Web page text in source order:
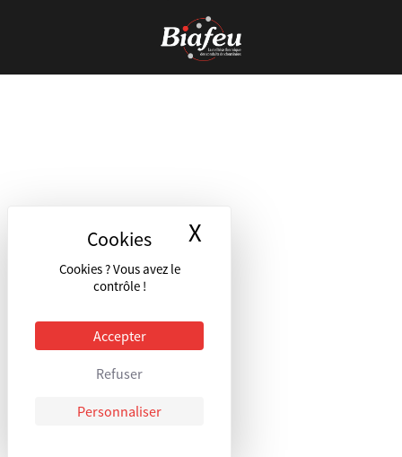
Cookies ? Vous avez le
contrôle !
Accepter
Refuser
Personnaliser
X